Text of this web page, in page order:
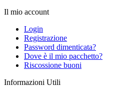
Il mio account
Login
Registrazione
Password dimenticata?
Dove è il mio pacchetto?
Riscossione buoni
Informazioni Utili